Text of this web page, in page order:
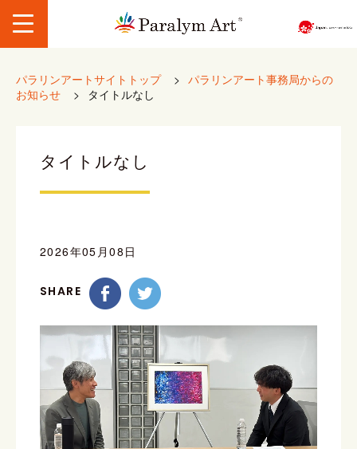
パラリンアートサイトトップ > パラリンアート事務局からの
お知らせ
> タイトルなし
タイトルなし
2026年05月08日
SHARE